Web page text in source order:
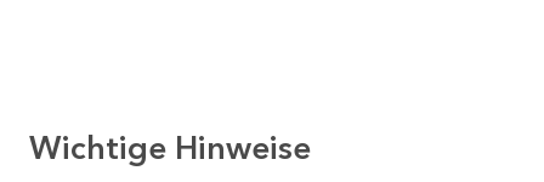
Wichtige Hinweise